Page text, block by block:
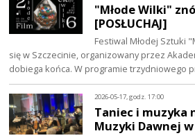
"Młode Wilki"
[POSŁUCHAJ]
Festiwal Młodej Sztuki
się w Szczecinie, organizowany przez
dobiega końca. W programie trzydniowego
2026-05-17, godz. 17:00
Taniec i muzyka
Muzyki Dawnej